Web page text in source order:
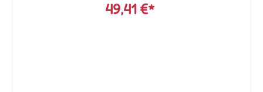
49,41 €*